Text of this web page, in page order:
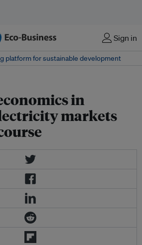
Sign in
platform for sustainable development
in
markets